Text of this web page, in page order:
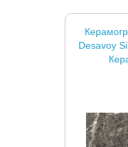
Desavoy